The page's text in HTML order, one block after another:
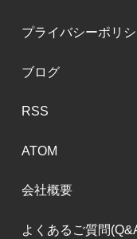
プライバシーポリ
ブログ
RSS
ATOM
会社概要
よくあるご質問